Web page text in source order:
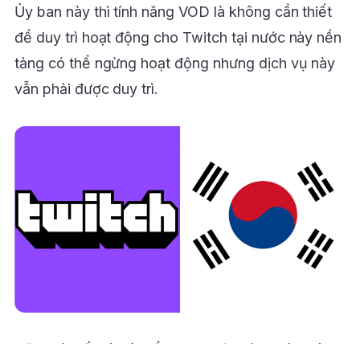
Ủy ban này thì tính năng VOD là không cần thiết
để duy trì hoạt động cho Twitch tại nước này nền
tảng có thể ngừng hoạt động nhưng dịch vụ này
vẫn phải được duy trì.